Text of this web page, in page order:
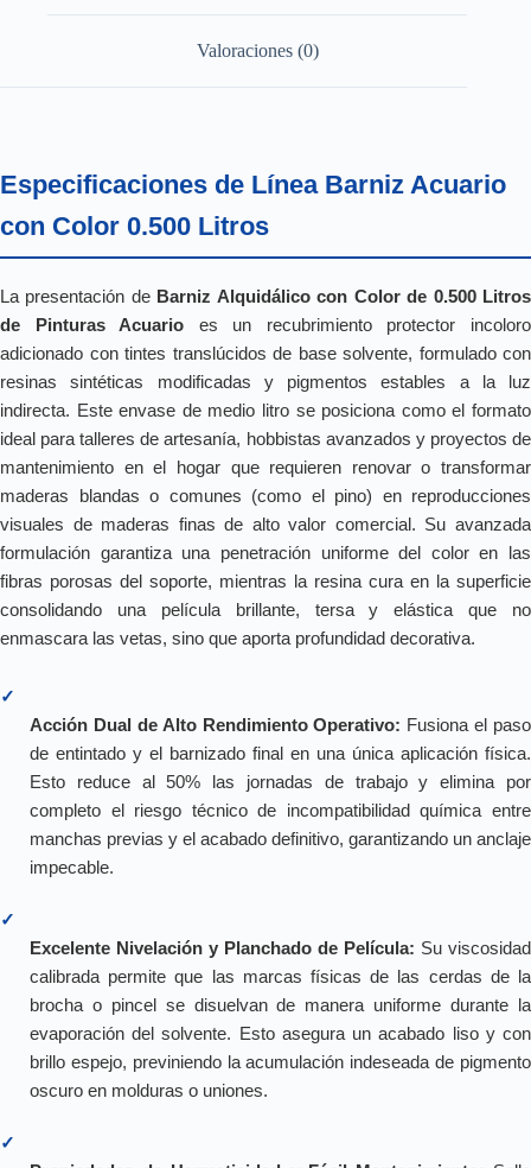
Valoraciones (0)
Especificaciones de Línea Barniz Acuario
con Color 0.500 Litros
La presentación de Barniz Alquidálico con Color de 0.500 Litros
de Pinturas Acuario es un recubrimiento protector incoloro
adicionado con tintes translúcidos de base solvente, formulado con
resinas sintéticas modificadas y pigmentos estables a la luz
indirecta. Este envase de medio litro se posiciona como el formato
ideal para talleres de artesanía, hobbistas avanzados y proyectos de
mantenimiento en el hogar que requieren renovar o transformar
maderas blandas o comunes (como el pino) en reproducciones
visuales de maderas finas de alto valor comercial. Su avanzada
formulación garantiza una penetración uniforme del color en las
fibras porosas del soporte, mientras la resina cura en la superficie
consolidando una película brillante, tersa y elástica que no
enmascara las vetas, sino que aporta profundidad decorativa.
✓
Acción Dual de Alto Rendimiento Operativo: Fusiona el paso
de entintado y el barnizado final en una única aplicación física.
Esto reduce al 50% las jornadas de trabajo y elimina por
completo el riesgo técnico de incompatibilidad química entre
manchas previas y el acabado definitivo, garantizando un anclaje
impecable.
✓
Excelente Nivelación y Planchado de Película: Su viscosidad
calibrada permite que las marcas físicas de las cerdas de la
brocha o pincel se disuelvan de manera uniforme durante la
evaporación del solvente. Esto asegura un acabado liso y con
brillo espejo, previniendo la acumulación indeseada de pigmento
oscuro en molduras o uniones.
✓